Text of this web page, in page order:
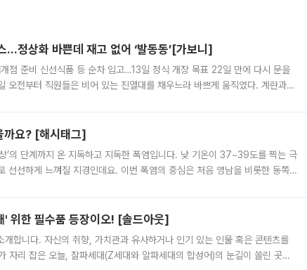
…정상화 바쁜데 재고 없어 ‘발동동’[가보니]
점 준비 신선식품 등 순차 입고…13일 정식 개장 목표 22일 만에 다시 문을
오전부터 직원들은 비어 있는 진열대를 채우느라 바쁘게 움직였다. 계란과
까요? [해시태그]
’의 단계까지 온 지독하고 지독한 폭염입니다. 낮 기온이 37~39도를 찍는 극
선선하게 느껴질 지경인데요. 이번 폭염의 중심은 처음 영남을 비롯한 동쪽
위한 필수품 등장이오! [솔드아웃]
개합니다. 자신의 취향, 가치관과 유사하거나 인기 있는 인물 혹은 콘텐츠를
자리 잡은 오늘, 잘파세대(Z세대와 알파세대의 합성어)의 눈길이 쏠린 곳은